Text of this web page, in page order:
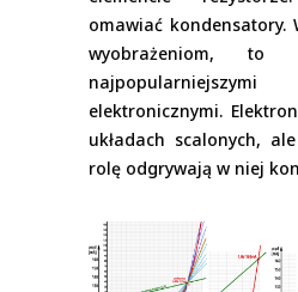
omawiać kondensatory.
wyobrażeniom,
elektronicznymi.
układach scalonych,
rolę odgrywają w niej